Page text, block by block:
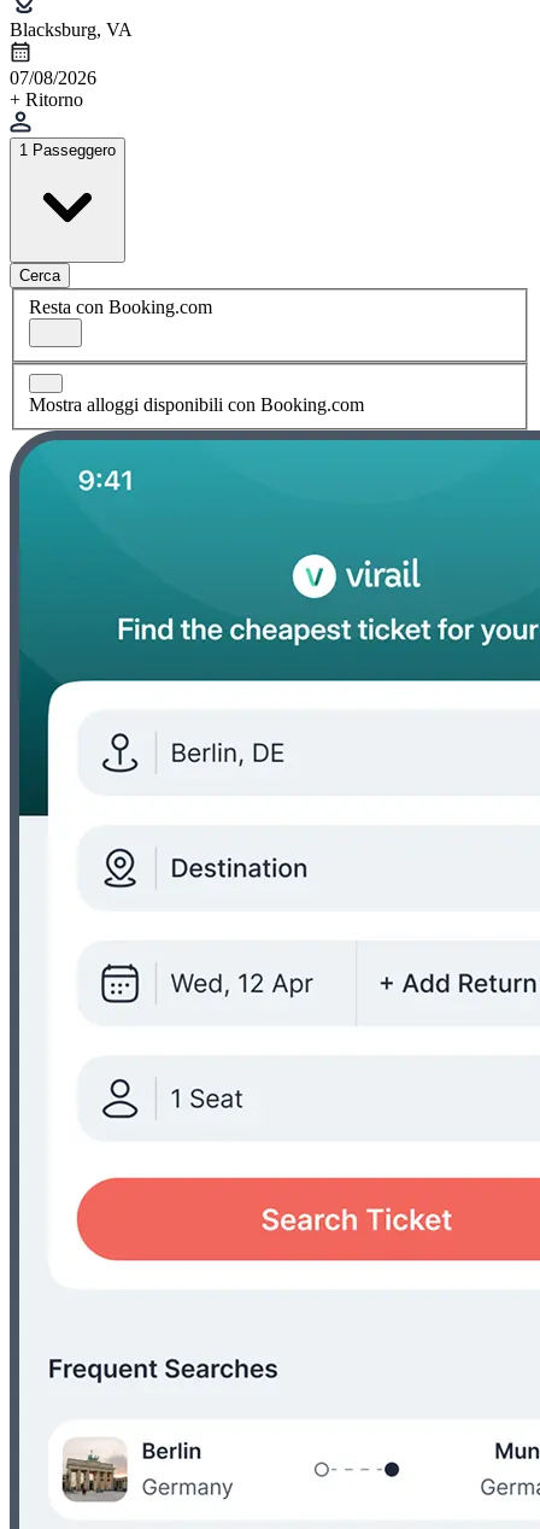
Blacksburg, VA
07/08/2026
+ Ritorno
1 Passeggero
Cerca
Resta con Booking.com
Mostra alloggi disponibili con Booking.com